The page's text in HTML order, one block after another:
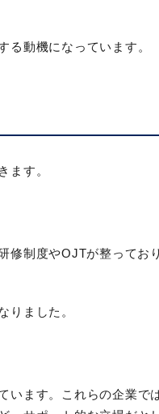
動機になっています。
ます。
修制度やOJTが整ってお
りました。
います。これらの企業で